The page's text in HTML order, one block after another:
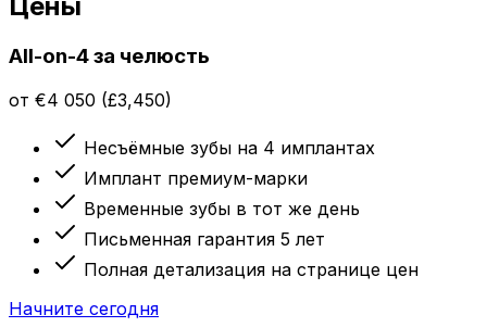
All-on-4 за челюсть
от €4 050 (£3,450)
Несъёмные зубы на 4 имплантах
Имплант премиум-марки
Временные зубы в тот же день
Письменная гарантия 5 лет
Полная детализация на странице цен
Начните сегодня